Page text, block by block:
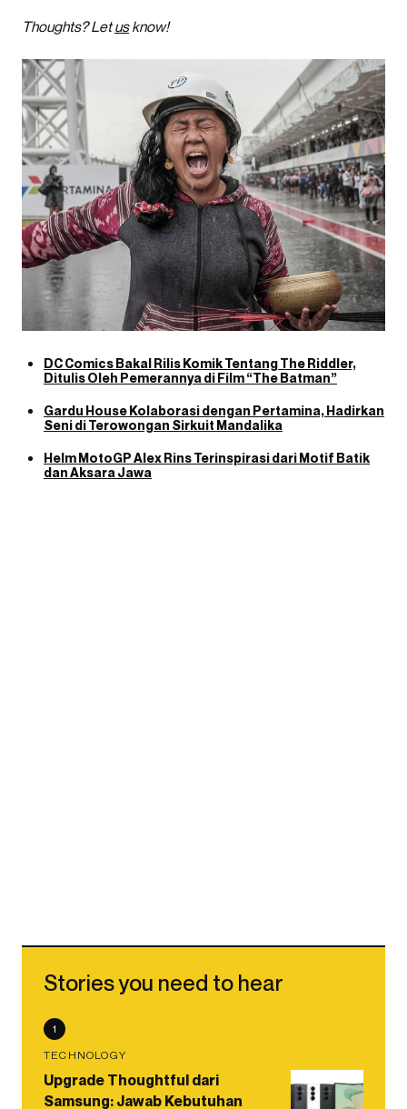
Thoughts? Letusknow!
DC Comics Bakal Rilis Komik Tentang The Riddler,
Ditulis Oleh Pemerannya di Film “The Batman”
Gardu House Kolaborasi dengan Pertamina, Hadirkan
Seni di Terowongan Sirkuit Mandalika
Helm MotoGP Alex Rins Terinspirasi dari Motif Batik
dan Aksara Jawa
Stories you need to hear
1
TECHNOLOGY
Upgrade Thoughtful dari
Samsung: Jawab Kebutuhan